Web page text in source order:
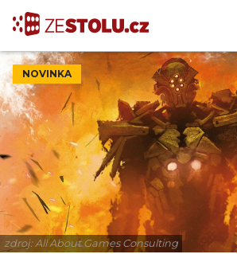
NOVINKA
zdroj: All About Games Consulting